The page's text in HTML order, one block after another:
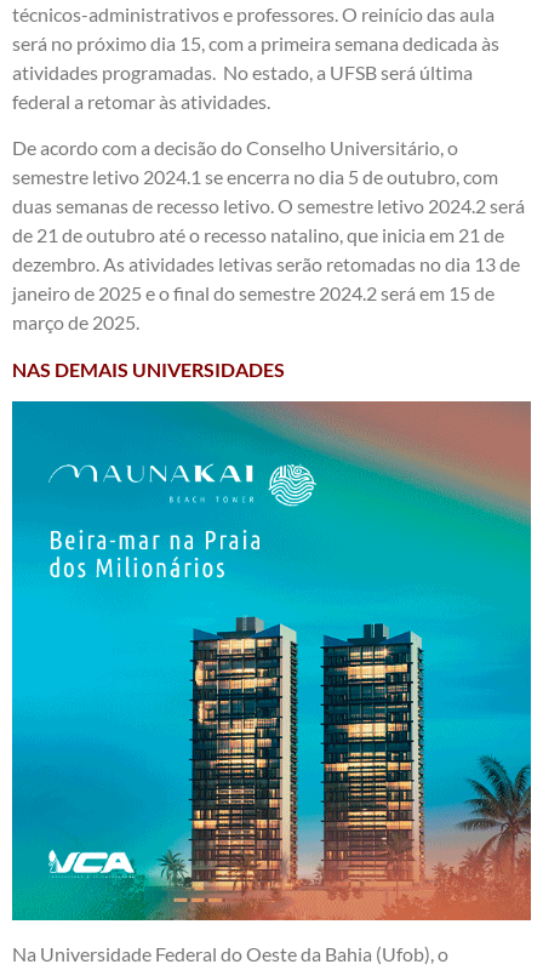
técnicos-administrativos e professores. O reinício das aula
será no próximo dia 15, com a primeira semana dedicada às
atividades programadas. No estado, a UFSB será última
federal a retomar às atividades.
De acordo com a decisão do Conselho Universitário, o
semestre letivo 2024.1 se encerra no dia 5 de outubro, com
duas semanas de recesso letivo. O semestre letivo 2024.2 será
de 21 de outubro até o recesso natalino, que inicia em 21 de
dezembro. As atividades letivas serão retomadas no dia 13 de
janeiro de 2025 e o final do semestre 2024.2 será em 15 de
março de 2025.
NAS DEMAIS UNIVERSIDADES
Na Universidade Federal do Oeste da Bahia (Ufob), o